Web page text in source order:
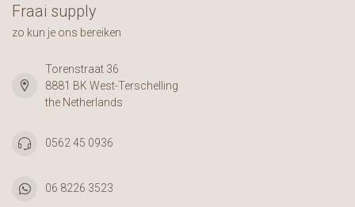
Fraai supply
zo kun je ons bereiken
Torenstraat 36
8881 BK West-Terschelling
the Netherlands
0562 45 0936
06 8226 3523